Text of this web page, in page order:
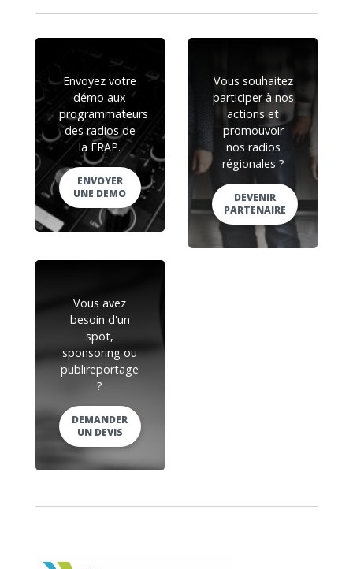
Envoyez votre
démo aux
programmateurs
des radios de
la FRAP.
ENVOYER
UNE DEMO
Vous souhaitez
participer à nos
actions et
promouvoir
nos radios
régionales ?
DEVENIR
PARTENAIRE
Vous avez
besoin d'un
spot,
sponsoring ou
publireportage
?
DEMANDER
UN DEVIS